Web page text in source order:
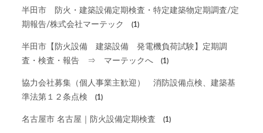
半田市 防火・建築設備定期検査・特定建築物定期調査/定
期報告/株式会社マーテック
(1)
半田市【防火設備 建築設備 発電機負荷試験】定期調
査・検査・報告 ⇒ マーテックへ
(1)
協力会社募集（個人事業主歓迎） 消防設備点検、建築基
準法第１２条点検
(1)
名古屋市 名古屋｜防火設備定期検査 (1)